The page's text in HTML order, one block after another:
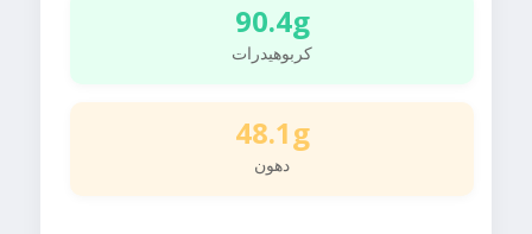
90.4g
كربوهيدرات
48.1g
دهون